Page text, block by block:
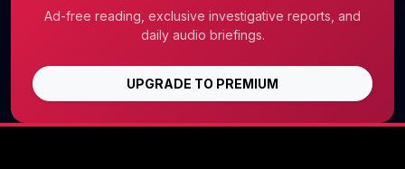
Ad-free reading, exclusive investigative reports, and
daily audio briefings.
UPGRADE TO PREMIUM